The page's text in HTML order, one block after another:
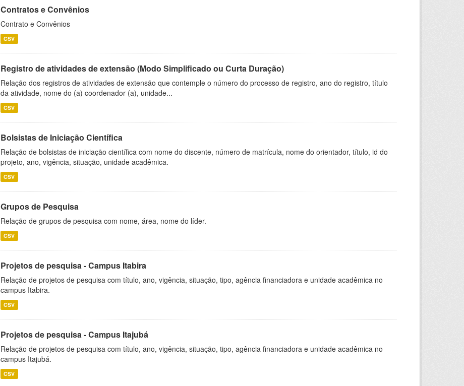
Contratos e Convênios
Contrato e Convênios
CSV
Registro de atividades de extensão (Modo Simplificado ou Curta Duração)
Relação dos registros de atividades de extensão que contemple o número do processo de registro, ano do registro, título
da atividade, nome do (a) coordenador (a), unidade...
CSV
Bolsistas de Iniciação Científica
Relação de bolsistas de iniciação científica com nome do discente, número de matrícula, nome do orientador, título, id do
projeto, ano, vigência, situação, unidade acadêmica.
CSV
Grupos de Pesquisa
Relação de grupos de pesquisa com nome, área, nome do líder.
CSV
Projetos de pesquisa - Campus Itabira
Relação de projetos de pesquisa com título, ano, vigência, situação, tipo, agência financiadora e unidade acadêmica no
campus Itabira.
CSV
Projetos de pesquisa - Campus Itajubá
Relação de projetos de pesquisa com título, ano, vigência, situação, tipo, agência financiadora e unidade acadêmica no
campus Itajubá.
CSV